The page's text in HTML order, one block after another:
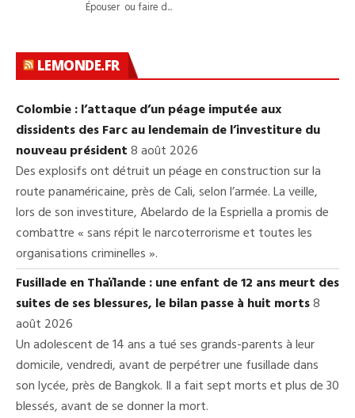
LEMONDE.FR
Colombie : l’attaque d’un péage imputée aux
dissidents des Farc au lendemain de l’investiture du
nouveau président8 août 2026
Des explosifs ont détruit un péage en construction sur la
route panaméricaine, près de Cali, selon l’armée. La veille,
lors de son investiture, Abelardo de la Espriella a promis de
combattre « sans répit le narcoterrorisme et toutes les
organisations criminelles ».
Fusillade en Thaïlande : une enfant de 12 ans meurt des
suites de ses blessures, le bilan passe à huit morts8
août 2026
Un adolescent de 14 ans a tué ses grands-parents à leur
domicile, vendredi, avant de perpétrer une fusillade dans
son lycée, près de Bangkok. Il a fait sept morts et plus de 30
blessés, avant de se donner la mort.